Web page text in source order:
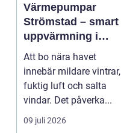
Värmepumpar
Strömstad – smart
uppvärmning i
kustklimat
Att bo nära havet
innebär mildare vintrar,
fuktig luft och salta
vindar. Det påverka...
09 juli 2026